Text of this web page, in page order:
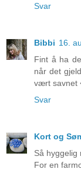
Svar
Bibbi 16.
Fint å ha
når det
vært savnet
Svar
Kort og
Så hyggelig
For en